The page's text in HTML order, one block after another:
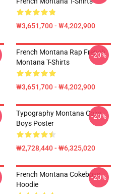
₩3,651,700 - ₩4,202,900
French Montana Rap French
Montana T-Shirts
₩3,651,700 - ₩4,202,900
-20%
Typography Montana Coke
Boys Poster
₩2,728,440 - ₩6,325,020
-20%
French Montana Cokeboys
Hoodie
-20%